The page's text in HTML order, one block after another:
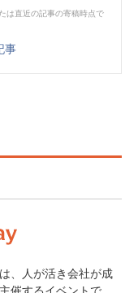
は直近の記事の寄稿時点で
事
、人が活き会社が成
催するイベントで